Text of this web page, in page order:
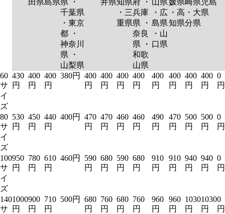
田県島県県 ・
千葉県
・東京
都 ・
神奈川
県 ・
山梨県
井県知県
・三
重県
府 ・
兵庫
県 ・
奈良
県 ・
和歌
山県
山県
・広
島県
・山
口県
媛県
・高
知県
崎県
・大
分県
児島
県
60
サ
イ
ズ
430
円
400
円
400
円
380円
400
円
400
円
400
円
400
円
400
円
400
円
400
円
400
円
0
円
80
サ
イ
ズ
530
円
450
円
440
円
400円
470
円
470
円
460
円
460
円
490
円
470
円
500
円
500
円
0
円
100
サ
イ
ズ
950
円
780
円
610
円
460円
590
円
680
円
590
円
680
円
910
円
910
円
940
円
940
円
0
円
140
サ
1000
円
900
円
710
円
500円
680
円
760
円
680
円
760
円
960
円
960
円
1030
円
1030
円
0
円